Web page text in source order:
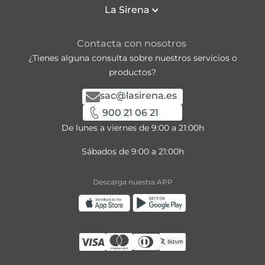
La Sirena
Contacta con nosotros
¿Tienes alguna consulta sobre nuestros servicios o
productos?
sac@lasirena.es
900 21 06 21
De lunes a viernes de 9:00 a 21:00h
Sábados de 9:00 a 21:00h
Descarga nuestra APP